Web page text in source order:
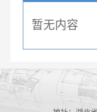
暂无内容